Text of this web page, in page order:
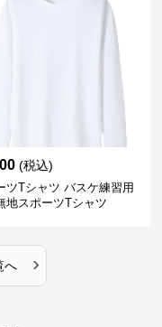
(税込)
ツTシャツ バスケ練習用
地スポーツTシャツ
へ ›